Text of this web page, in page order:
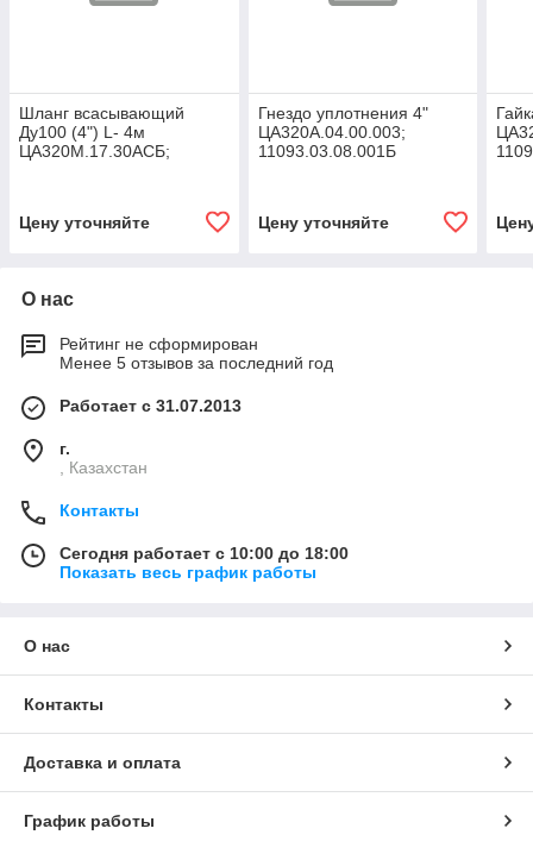
Шланг всасывающий
Ду100 (4") L- 4м
ЦА320М.17.30АСБ;
Цену уточняйте
Гнездо уплотнения 4"
ЦА320А.04.00.003;
11093.03.08.001Б
Цену уточняйте
О нас
Рейтинг не сформирован
Менее 5 отзывов за последний год
Работает с 31.07.2013
г.
, Казахстан
Контакты
Сегодня работает с 10:00 до 18:00
Показать весь график работы
О нас
Контакты
Доставка и оплата
График работы